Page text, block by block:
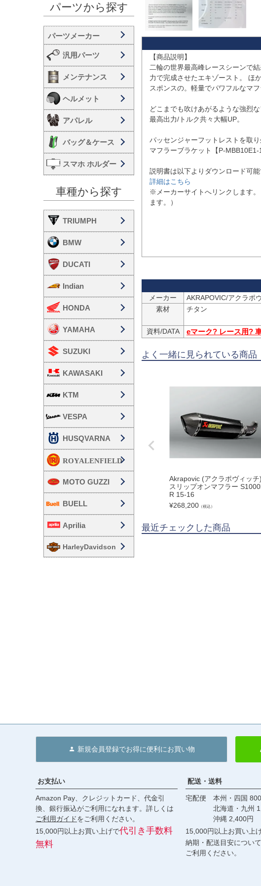
パーツから探す
汎用パーツ
メンテナンス
ヘルメット
アパレル
バッグ＆ケース
スマホ ホルダー
車種から探す
TRIUMPH
BMW
DUCATI
Indian
HONDA
YAMAHA
SUZUKI
KAWASAKI
KTM
VESPA
HUSQVARNA
MOTO GUZZI
BUELL
Aprilia
HarleyDavidson
【商品説明】
二輪の世界最高峰レースシーンで
力で完成させたエキゾースト。 ほ
スポンスの。軽量でパワフルなマフ
どこまでも吹けあがるような強烈
最高出力/トルク共々大幅UP。
パッセンジャーフットレストを取
マフラーブラケット【P-MBB10E1-
詳細はこちら
※メーカーサイトへリンクします
ます。）
メーカー
素材
チタン
資料/DATA eマーク? レース用?
よく一緒に見られている商品
Akrapovic (アクラポヴィッチ)
スリップオンマフラー
R 15-16
¥268,200 （税込）
最近チェックした商品
新規会員登録でお得に便利にお買い物
お支払い
Amazon Pay、クレジットカード、代金引
換、銀行振込がご利用になれます。詳しくは
ご利用ガイドをご利用ください。
15,000円以上お買い上げで代引き手数料
無料
配送・送料
宅配便 本州・四国
北海道・九州
沖縄 2,400円
15,000円以上お買い上
納期・配送目安について
ご利用ください。